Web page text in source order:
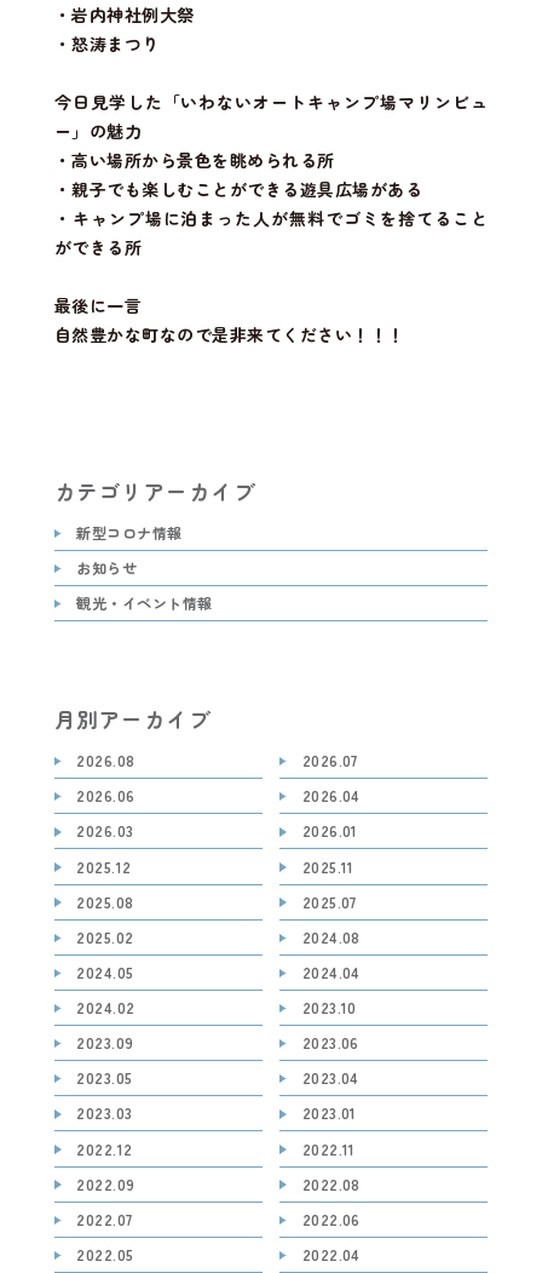
・岩内神社例大祭
・怒涛まつり
今日見学した「いわないオートキャンプ場マリンビュ
ー」の魅力
・高い場所から景色を眺められる所
・親子でも楽しむことができる遊具広場がある
・キャンプ場に泊まった人が無料でゴミを捨てること
ができる所
最後に一言
自然豊かな町なので是非来てください！！！
カテゴリアーカイブ
新型コロナ情報
お知らせ
観光・イベント情報
月別アーカイブ
2026.08
2026.07
2026.06
2026.04
2026.03
2026.01
2025.12
2025.11
2025.08
2025.07
2025.02
2024.08
2024.05
2024.04
2024.02
2023.10
2023.09
2023.06
2023.05
2023.04
2023.03
2023.01
2022.12
2022.11
2022.09
2022.08
2022.07
2022.06
2022.05
2022.04